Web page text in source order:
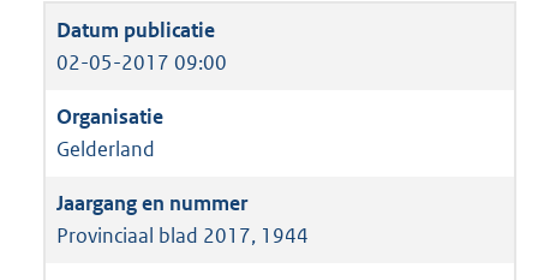
02-05-2017 09:00
Gelderland
Provinciaal blad 2017, 1944